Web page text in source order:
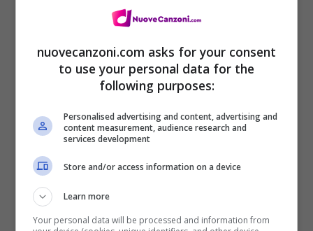
Ci sono io e capisco come ti senti
Ci sono io e capisco come ti senti (ci sono
Posso leggertelo nella mente (ci sono io)
Ci sono io e capisco come ti senti
Chiamami e ci sarò
nuovecanzoni.com asks for your consent
to use your personal data for the
following purposes:
Personalised advertising and content, advertising and
content measurement, audience research and
services development
Store and/or access information on a device
Learn more
Your personal data will be processed and information from